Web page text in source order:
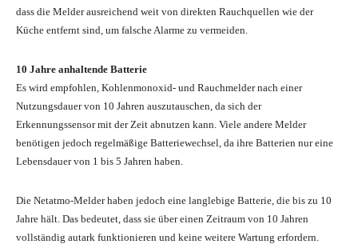
dass die Melder ausreichend weit von direkten Rauchquellen wie der
Küche entfernt sind, um falsche Alarme zu vermeiden.
10 Jahre anhaltende Batterie
Es wird empfohlen, Kohlenmonoxid- und Rauchmelder nach einer
Nutzungsdauer von 10 Jahren auszutauschen, da sich der
Erkennungssensor mit der Zeit abnutzen kann. Viele andere Melder
benötigen jedoch regelmäßige Batteriewechsel, da ihre Batterien nur eine
Lebensdauer von 1 bis 5 Jahren haben.
Die Netatmo-Melder haben jedoch eine langlebige Batterie, die bis zu 10
Jahre hält. Das bedeutet, dass sie über einen Zeitraum von 10 Jahren
vollständig autark funktionieren und keine weitere Wartung erfordern.